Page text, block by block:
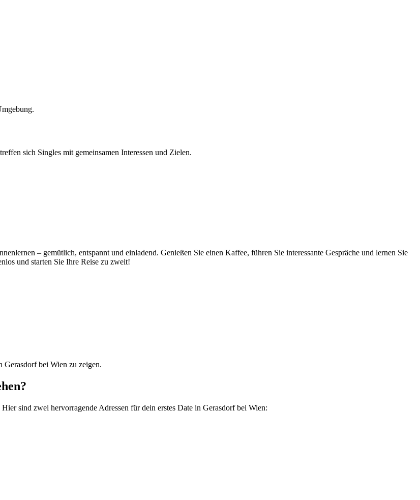
sich Singles mit gemeinsamen Interessen und Zielen.
– gemütlich, entspannt und einladend. Genießen Sie einen Kaffee, führen Sie interessante Gespräche und lernen Sie
und starten Sie Ihre Reise zu zweit!
Gerasdorf bei Wien zu zeigen.
sind zwei hervorragende Adressen für dein erstes Date in Gerasdorf bei Wien: